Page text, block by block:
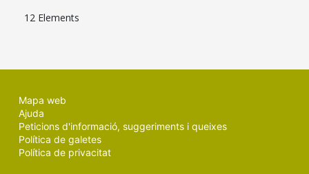
12 Elements
Mapa web
Ajuda
Peticions d'informació, suggeriments i queixes
Política de galetes
Política de privacitat